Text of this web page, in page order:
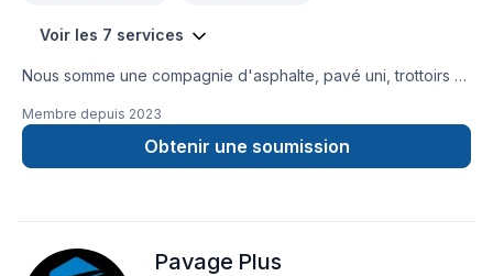
Voir les 7 services
Nous somme une compagnie d'asphalte, pavé uni, trottoirs et
Membre depuis 2023
Obtenir une soumission
Pavage Plus